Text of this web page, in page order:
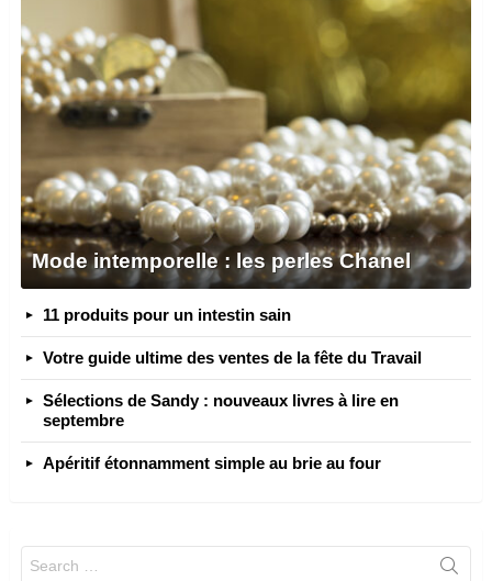
Mode intemporelle : les perles Chanel
11 produits pour un intestin sain
Votre guide ultime des ventes de la fête du Travail
Sélections de Sandy : nouveaux livres à lire en
septembre
Apéritif étonnamment simple au brie au four
for: